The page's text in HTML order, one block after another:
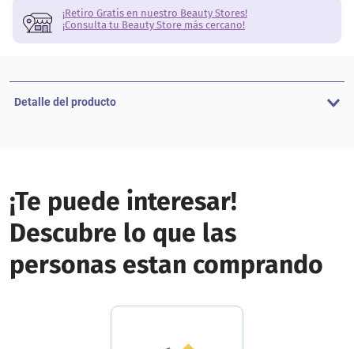
¡Retiro Gratis en nuestro Beauty Stores!
¡Consulta tu Beauty Store más cercano!
Detalle del producto
¡Te puede interesar!
Descubre lo que las
personas estan comprando